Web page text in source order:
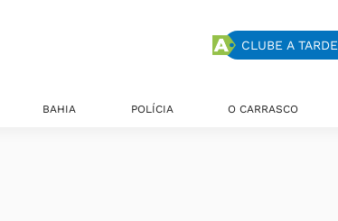
CLUBE A TARDE
BAHIA POLÍCIA O CARRASCO